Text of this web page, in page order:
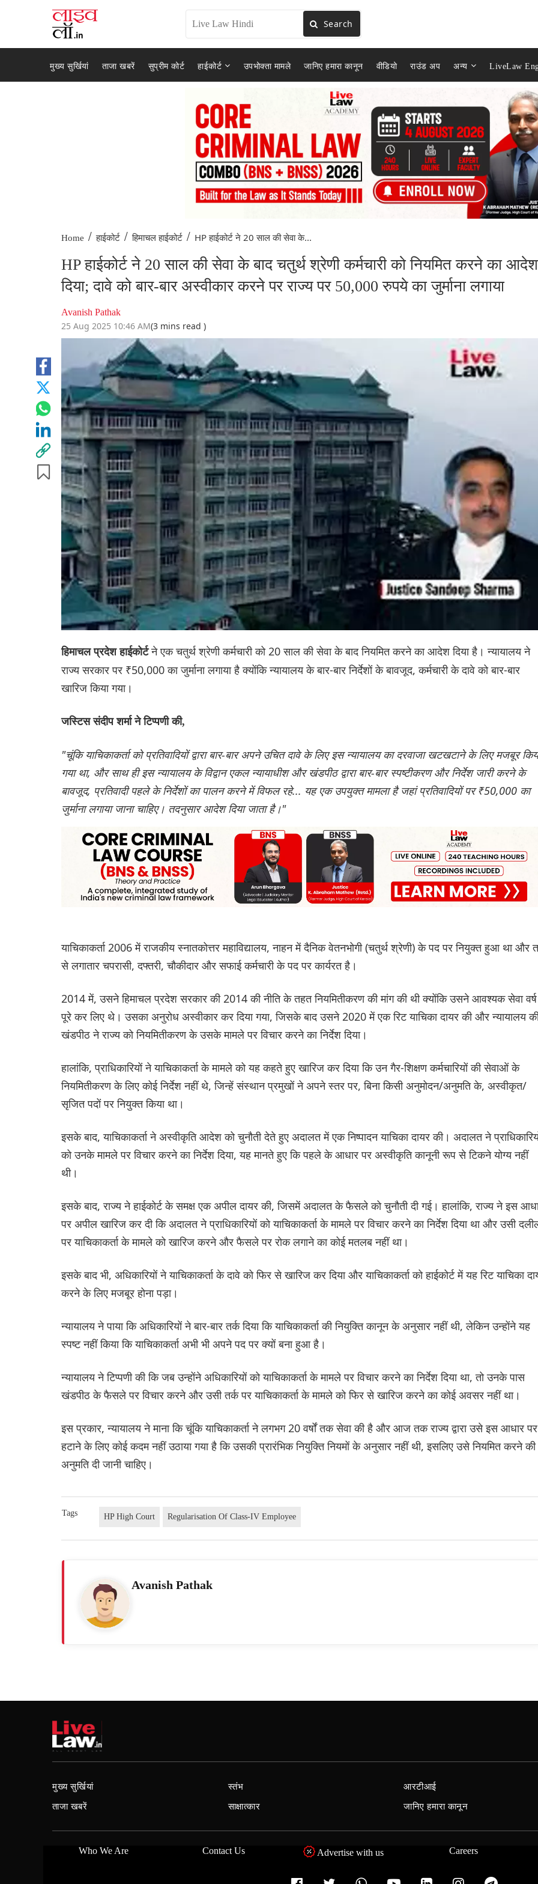
Search
मुख्य सुर्खियां ताजा खबरें सुप्रीम कोर्ट हाईकोर्ट उपभोक्ता मामले जानिए हमारा कानून वीडियो राउंड अप अन्य LiveLaw
Home / हाईकोर्ट / हिमाचल हाईकोर्ट / HP हाईकोर्ट ने 20 साल की सेवा के...
HP हाईकोर्ट ने 20 साल की सेवा के बाद चतुर्थ श्रेणी कर्मचारी को नियमित करने का आदेश
दिया; दावे को बार-बार अस्वीकार करने पर राज्य पर 50,000 रुपये का जुर्माना लगाया
Avanish Pathak
25 Aug 2025 10:46 AM(3 mins read )
हिमाचल प्रदेश हाईकोर्टने एक चतुर्थ श्रेणी कर्मचारी को 20 साल की सेवा के बाद नियमित करने का आदेश दिया है। न्यायालय ने
राज्य सरकार पर ₹50,000 का जुर्माना लगाया है क्योंकि न्यायालय के बार-बार निर्देशों के बावजूद, कर्मचारी के दावे को बार-बार
खारिज किया गया।
जस्टिस संदीप शर्मा ने टिप्पणी की,
"चूंकि याचिकाकर्ता को प्रतिवादियों द्वारा बार-बार अपने उचित दावे के लिए इस न्यायालय का दरवाजा खटखटाने के लिए मजबूर
गया था, और साथ ही इस न्यायालय के विद्वान एकल न्यायाधीश और खंडपीठ द्वारा बार-बार स्पष्टीकरण और निर्देश जारी करने के
बावजूद, प्रतिवादी पहले के निर्देशों का पालन करने में विफल रहे... यह एक उपयुक्त मामला है जहां प्रतिवादियों पर ₹50,000 का
जुर्माना लगाया जाना चाहिए। तदनुसार आदेश दिया जाता है।"
याचिकाकर्ता 2006 में राजकीय स्नातकोत्तर महाविद्यालय, नाहन में दैनिक वेतनभोगी (चतुर्थ श्रेणी) के पद पर नियुक्त हुआ था और
से लगातार चपरासी, दफ्तरी, चौकीदार और सफाई कर्मचारी के पद पर कार्यरत है।
2014 में, उसने हिमाचल प्रदेश सरकार की 2014 की नीति के तहत नियमितीकरण की मांग की थी क्योंकि उसने आवश्यक सेवा वर्ष
पूरे कर लिए थे। उसका अनुरोध अस्वीकार कर दिया गया, जिसके बाद उसने 2020 में एक रिट याचिका दायर की और न्यायालय
खंडपीठ ने राज्य को नियमितीकरण के उसके मामले पर विचार करने का निर्देश दिया।
हालांकि, प्राधिकारियों ने याचिकाकर्ता के मामले को यह कहते हुए खारिज कर दिया कि उन गैर-शिक्षण कर्मचारियों की सेवाओं के
नियमितीकरण के लिए कोई निर्देश नहीं थे, जिन्हें संस्थान प्रमुखों ने अपने स्तर पर, बिना किसी अनुमोदन/अनुमति के, अस्वीकृत/
सृजित पदों पर नियुक्त किया था।
इसके बाद, याचिकाकर्ता ने अस्वीकृति आदेश को चुनौती देते हुए अदालत में एक निष्पादन याचिका दायर की। अदालत ने
को उनके मामले पर विचार करने का निर्देश दिया, यह मानते हुए कि पहले के आधार पर अस्वीकृति कानूनी रूप से टिकने योग्य नहीं
थी।
इसके बाद, राज्य ने हाईकोर्ट के समक्ष एक अपील दायर की, जिसमें अदालत के फैसले को चुनौती दी गई। हालांकि, राज्य ने इस
पर अपील खारिज कर दी कि अदालत ने प्राधिकारियों को याचिकाकर्ता के मामले पर विचार करने का निर्देश दिया था और उसी
पर याचिकाकर्ता के मामले को खारिज करने और फैसले पर रोक लगाने का कोई मतलब नहीं था।
इसके बाद भी, अधिकारियों ने याचिकाकर्ता के दावे को फिर से खारिज कर दिया और याचिकाकर्ता को हाईकोर्ट में यह रिट याचिका
करने के लिए मजबूर होना पड़ा।
न्यायालय ने पाया कि अधिकारियों ने बार-बार तर्क दिया कि याचिकाकर्ता की नियुक्ति कानून के अनुसार नहीं थी, लेकिन उन्होंने यह
स्पष्ट नहीं किया कि याचिकाकर्ता अभी भी अपने पद पर क्यों बना हुआ है।
न्यायालय ने टिप्पणी की कि जब उन्होंने अधिकारियों को याचिकाकर्ता के मामले पर विचार करने का निर्देश दिया था, तो उनके पास
खंडपीठ के फैसले पर विचार करने और उसी तर्क पर याचिकाकर्ता के मामले को फिर से खारिज करने का कोई अवसर नहीं था।
इस प्रकार, न्यायालय ने माना कि चूंकि याचिकाकर्ता ने लगभग 20 वर्षों तक सेवा की है और आज तक राज्य द्वारा उसे इस आधार पर
हटाने के लिए कोई कदम नहीं उठाया गया है कि उसकी प्रारंभिक नियुक्ति नियमों के अनुसार नहीं थी, इसलिए उसे नियमित करने की
अनुमति दी जानी चाहिए।
Tags HP High Court Regularisation Of Class-IV Employee
Avanish Pathak
मुख्य सुर्खियां
ताजा खबरें
स्तंभ
साक्षात्कार
आरटीआई
जानिए हमारा कानून
Who We Are Contact Us Advertise with us Careers